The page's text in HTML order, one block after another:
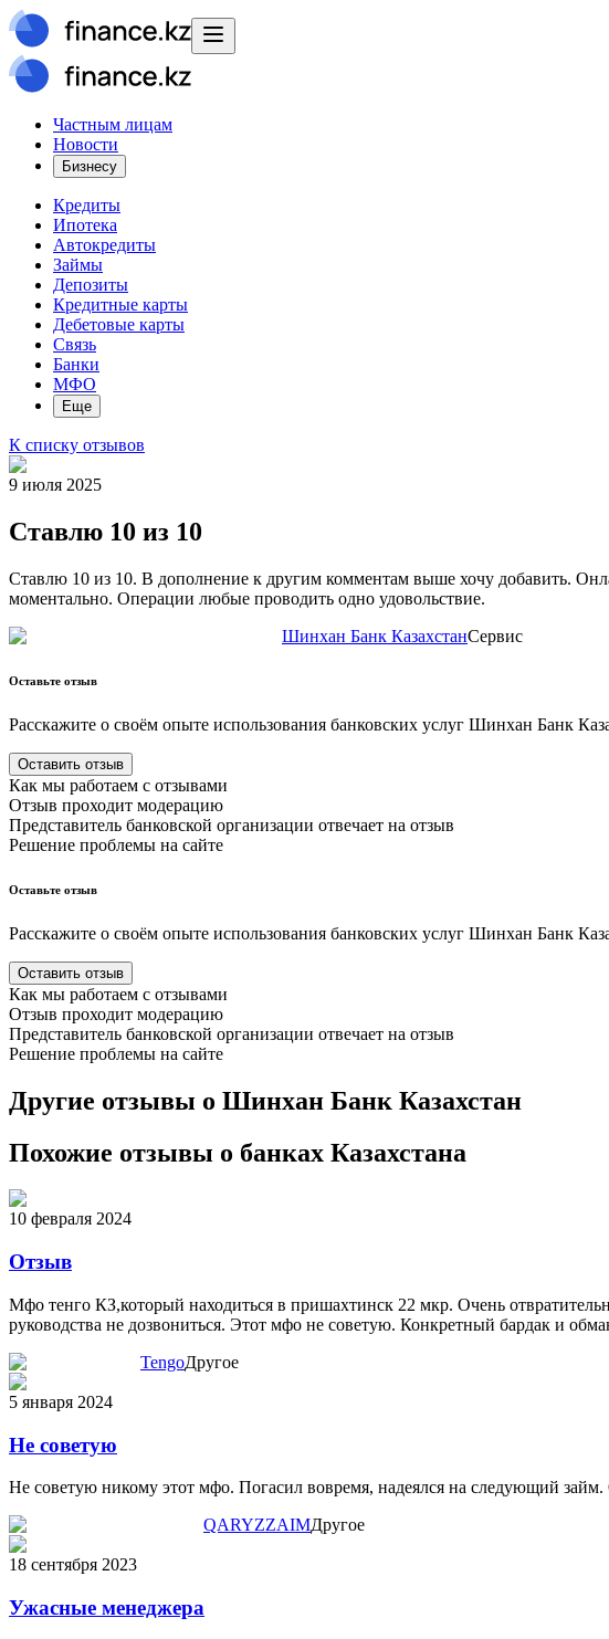
Частным лицам
Новости
Бизнесу
Кредиты
Ипотека
Автокредиты
Займы
Депозиты
Кредитные карты
Дебетовые карты
Связь
Банки
МФО
Еще
К списку отзывов
9 июля 2025
Ставлю 10 из 10
Ставлю 10 из 10. В дополнение к другим комментам выше хочу добавить.
моментально. Операции любые проводить одно удовольствие.
Шинхан Банк КазахстанСервис
Оставьте отзыв
Расскажите о своём опыте использования банковских услуг Шинхан Банк
Оставить отзыв
Как мы работаем с отзывами
Отзыв проходит модерацию
Представитель банковской организации отвечает на отзыв
Решение проблемы на сайте
Оставьте отзыв
Расскажите о своём опыте использования банковских услуг Шинхан Банк
Оставить отзыв
Как мы работаем с отзывами
Отзыв проходит модерацию
Представитель банковской организации отвечает на отзыв
Решение проблемы на сайте
Другие отзывы о Шинхан Банк Казахстан
Похожие отзывы о банках Казахстана
10 февраля 2024
Отзыв
Мфо тенго КЗ,который находиться в пришахтинск 22 мкр. Очень
руководства не дозвониться. Этот мфо не советую. Конкретный бардак и
TengoДругое
5 января 2024
Не советую
Не советую никому этот мфо. Погасил вовремя, надеялся на следующий
QARYZZAIMДругое
18 сентября 2023
Ужасные менеджера